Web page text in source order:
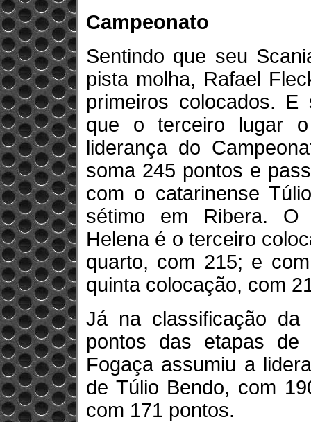
Campeonato
Sentindo que seu
pista molha, Rafael
primeiros colocados.
que o terceiro lugar
liderança do
soma 245 pontos e
com o catarinense
sétimo em Ribera. O
Helena é o terceiro
quarto, com 215; e
quinta colocação, com
Já na classificação da
pontos das etapas
Fogaça assumiu a
de Túlio Bendo, com
com 171 pontos.